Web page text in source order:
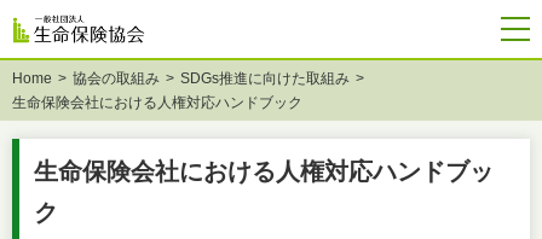
Home 協会の取組み
SDGs推進に向けた取組み
生命保険会社における人権対応ハンドブック
生命保険会社における人権対応ハンドブッ
ク